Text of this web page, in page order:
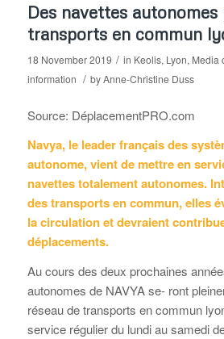
Des navettes autonomes
transports en commun
18 November 2019 / in Keolis, Lyon, Media
information / byAnne-Christine Duss
Source: DéplacementPRO.com
Navya, le leader français des
autonome, vient de mettre en
navettes totalement autonomes.
des transports en commun, elles
la circulation et devraient
déplacements.
Au cours des deux prochaines
autonomes de NAVYA se- ront
réseau de transports en commun
service régulier du lundi au samedi